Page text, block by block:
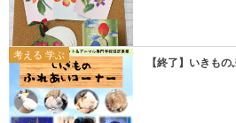
考える 学ぶ
【終了】いきも